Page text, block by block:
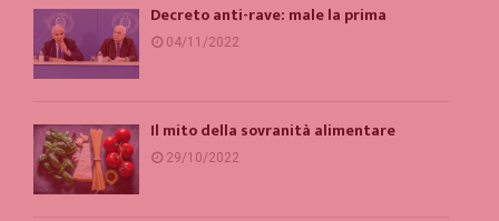
Decreto anti-rave: male la prima
04/11/2022
Il mito della sovranità alimentare
29/10/2022